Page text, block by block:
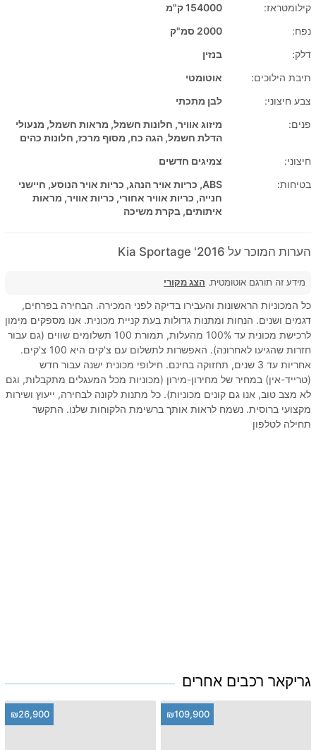
קילומטראז:
154000 ק"מ
נפח:
2000 סמ"ק
דלק:
בנזין
תיבת הילוכים:
אוטומטי
צבע חיצוני:
לבן מתכתי
פנים:
מיזוג אוויר, חלונות חשמל, מראות חשמל, מנעולי
הדלת חשמל, הגה כח, מסוף מרכז, חלונות כהים
חיצוני:
צמיגים חדשים
בטיחות:
ABS, כריות אויר הנהג, כריות אויר הנוסע, חיישני
חנייה, כריות אוויר אחורי, כריות אוויר, מראות
איתותים, בקרת משיכה
הערות המוכר על 2016' Kia Sportage
מידע זה תורגם אוטומטית. הצג מקורי
כל המכוניות הראשונות והעבירו בדיקה לפני המכירה. הבחירה בפרחים,
דגמים ושנים. הנחות ומתנות גדולות בעת קניית מכונית. אנו מספקים מימון
לרכישת מכונית עד 100% מהעלות, תמורת 100 תשלומים שווים (גם עבור
חזרות שהגיעו לאחרונה). האפשרות לתשלום עם צ'קים היא 100 צ'קים.
אחריות עד 3 שנים, תחזוקה בחינם. חילופי מכונית ישנה עבור חדש
(טרייד-אין) במחיר של מחירון-מירון (מכוניות מכל המעגלים מתקבלות, וגם
לא מצב טוב, אנו גם קונים מכוניות). כל מתנות לקונה לבחירה, ייעוץ ושירות
מקצועי ברוסית. נשמח לראות אותך ברשימת הלקוחות שלנו. התקשר
תחילה לטלפון
גריקאר רכבים אחרים
₪109,900
₪26,900